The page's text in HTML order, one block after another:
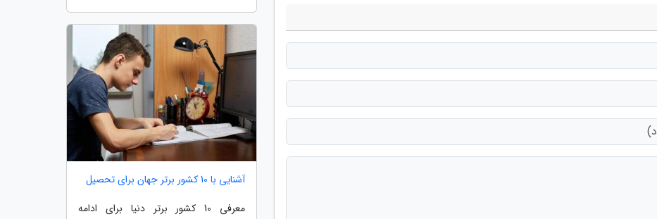
آشنایی با 10 کشور برتر جهان برای تحصیل
معرفی 10 کشور برتر دنیا برای ادامه